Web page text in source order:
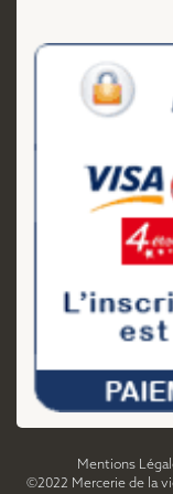
Mentions
©2022 Mercerie de la